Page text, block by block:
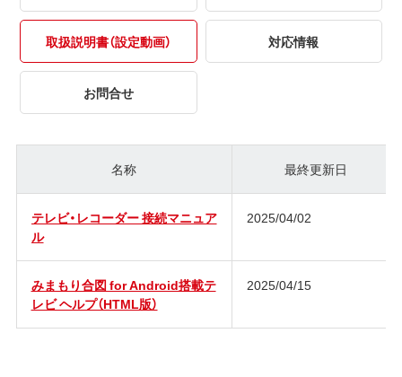
取扱説明書（設定動画） 対応情報
お問合せ
名称 最終更新日
テレビ・レコーダー 接続マニュア
ル
2025/04/02
みまもり合図 for Android搭載テ
レビ ヘルプ（HTML版）
2025/04/15